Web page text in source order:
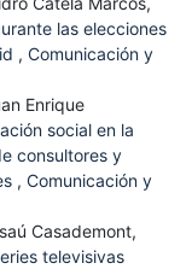
las elecciones
, Comunicación y
Enrique
social en la
consultores y
, Comunicación y
Casademont,
televisivas